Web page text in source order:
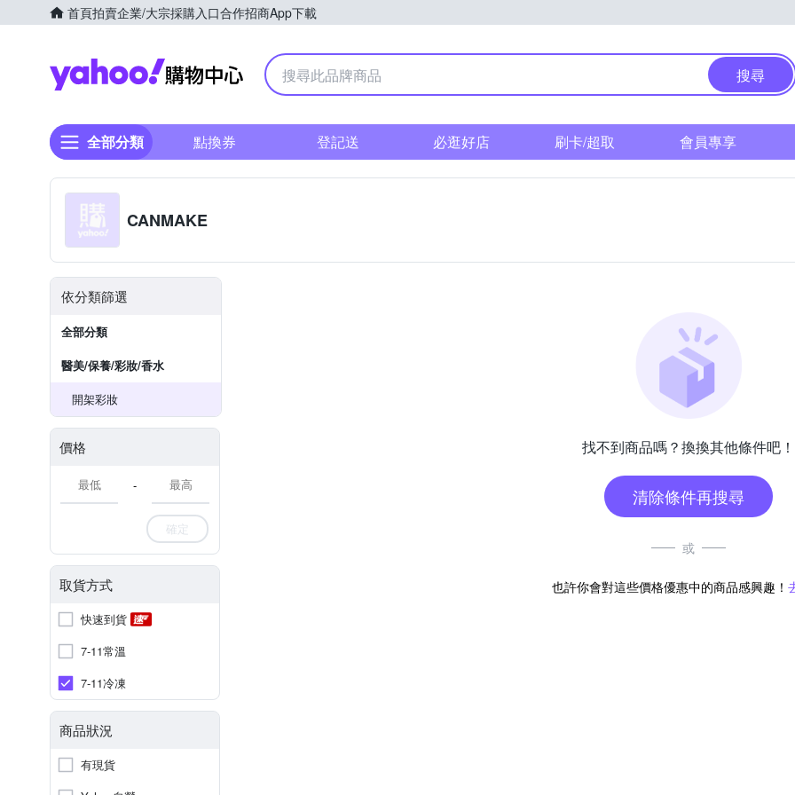
首頁拍賣企業/大宗採購入口合作招商App下載
Yahoo購物中心
搜尋
全部分類 點換券 登記送 必逛好店 刷卡/超取 會員專享
CANMAKE
依分類篩選
全部分類
醫美/保養/彩妝/香水
開架彩妝
價格
-
確定
取貨方式
快速到貨
7-11常溫
7-11冷凍
商品狀況
有現貨
找不到商品嗎？換換其他條件吧！
清除條件再搜尋
或
也許你會對這些價格優惠中的商品感興趣！